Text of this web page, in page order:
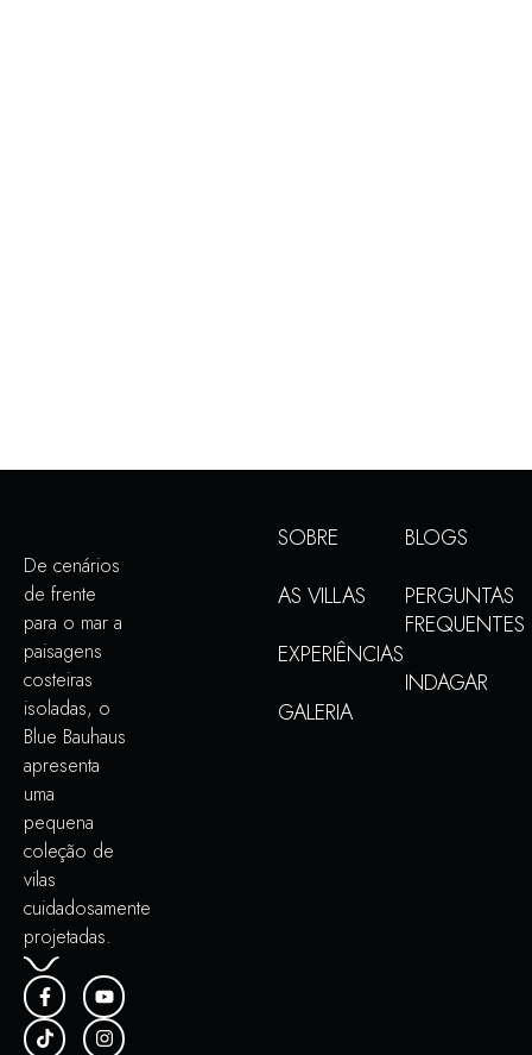
De cenários
de frente
para o mar a
paisagens
costeiras
isoladas, o
Blue Bauhaus
apresenta
uma
pequena
coleção de
vilas
cuidadosamente
projetadas.
SOBRE
AS VILLAS
EXPERIÊNCIAS
GALERIA
BLOGS
PERGUNTAS
FREQUENTES
INDAGAR